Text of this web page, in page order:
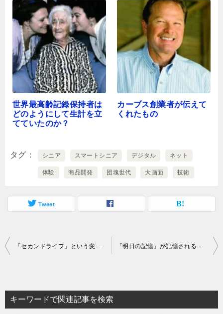
世界最高齢記録保持者は
どのようにして生計を立
てていたのか？
カーブス創業者が伝えて
くれたもの
タグ シニア スマートシニア デジタル ネット
体験 商品開発 団塊世代 大画面 技術
Tweet
投
ビ
ゲ
キーワードで関連記事を検索